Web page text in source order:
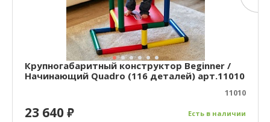
Крупногабаритный конструктор Beginner /
Начинающий Quadro (116 деталей) арт.11010
11010
Есть в наличии
23 640₽